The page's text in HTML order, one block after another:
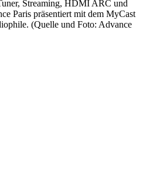
Streaming, HDMI ARC und
Paris präsentiert mit dem MyCast
(Quelle und Foto: Advance